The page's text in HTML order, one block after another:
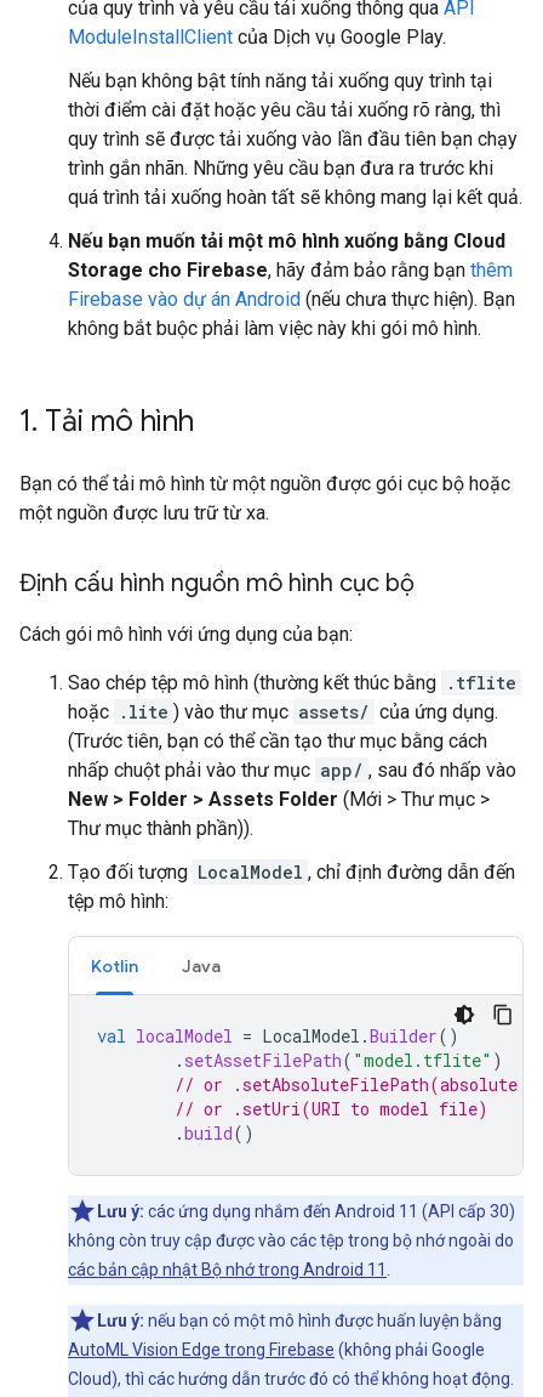
của quy trình và yêu cầu tải xuống thông qua API
ModuleInstallClient của Dịch vụ Google Play.
Nếu bạn không bật tính năng tải xuống quy trình tại
thời điểm cài đặt hoặc yêu cầu tải xuống rõ ràng, thì
quy trình sẽ được tải xuống vào lần đầu tiên bạn chạy
trình gắn nhãn. Những yêu cầu bạn đưa ra trước khi
quá trình tải xuống hoàn tất sẽ không mang lại kết quả.
Nếu bạn muốn tải một mô hình xuống bằng Cloud
Storage cho Firebase, hãy đảm bảo rằng bạn thêm
Firebase vào dự án Android (nếu chưa thực hiện). Bạn
không bắt buộc phải làm việc này khi gói mô hình.
1. Tải mô hình
Bạn có thể tải mô hình từ một nguồn được gói cục bộ hoặc
một nguồn được lưu trữ từ xa.
Định cấu hình nguồn mô hình cục bộ
Cách gói mô hình với ứng dụng của bạn:
Sao chép tệp mô hình (thường kết thúc bằng .tflite
hoặc .lite ) vào thư mục assets/ của ứng dụng.
(Trước tiên, bạn có thể cần tạo thư mục bằng cách
nhấp chuột phải vào thư mục app/ , sau đó nhấp vào
New > Folder > Assets Folder (Mới > Thư mục >
Thư mục thành phần)).
Tạo đối tượng LocalModel , chỉ định đường dẫn đến
tệp mô hình:
Kotlin Java
val localModel = LocalModel .Builder()
. setAssetFilePath( "model.tflite" )
// or .setAbsoluteFilePath(absolute
// or .setUri(URI to model file)
.build()
Lưu ý: các ứng dụng nhắm đến Android 11 (API cấp 30)
không còn truy cập được vào các tệp trong bộ nhớ ngoài do
các bản cập nhật Bộ nhớ trong Android 11
Lưu ý: nếu bạn có một mô hình được huấn luyện bằng
AutoML Vision Edge trong Firebase (không phải Google
Cloud), thì các hướng dẫn trước đó có thể không hoạt động.